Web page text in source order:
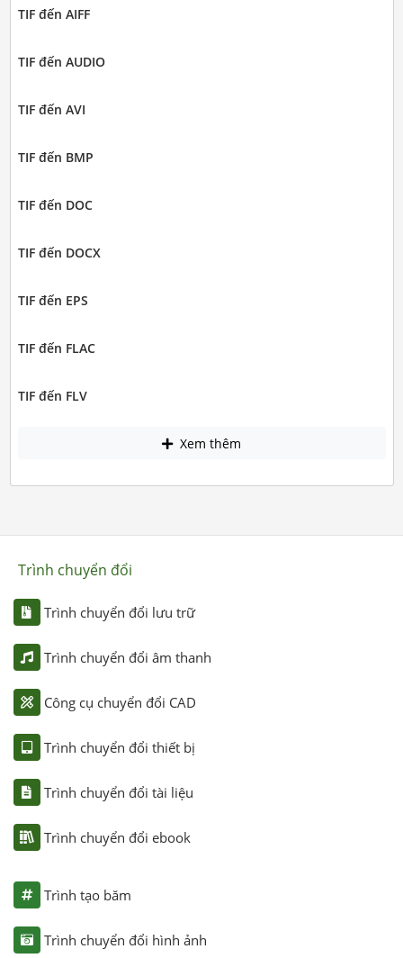
TIF đến AIFF
TIF đến AUDIO
TIF đến AVI
TIF đến BMP
TIF đến DOC
TIF đến DOCX
TIF đến EPS
TIF đến FLAC
TIF đến FLV
Xem thêm
Trình chuyển đổi
Trình chuyển đổi lưu trữ
Trình chuyển đổi âm thanh
Công cụ chuyển đổi CAD
Trình chuyển đổi thiết bị
Trình chuyển đổi tài liệu
Trình chuyển đổi ebook
Trình tạo băm
Trình chuyển đổi hình ảnh